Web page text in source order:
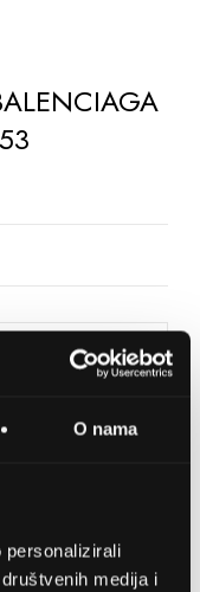
O nama
personalizirali
medija i
ŽELJA